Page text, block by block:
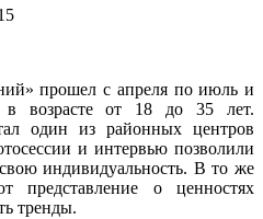
прошел с апреля по июль и
в возрасте от 18 до 35 лет.
один из районных центров
и интервью позволили
индивидуальность. В то же
представление о ценностях
тренды.